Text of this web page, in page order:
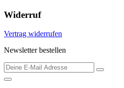
Widerruf
Vertrag widerrufen
Newsletter bestellen